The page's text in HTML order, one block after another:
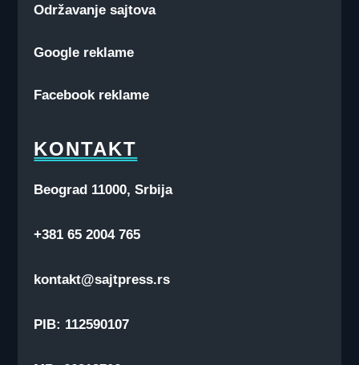
Održavanje sajtova
Google reklame
Facebook reklame
KONTAKT
Beograd 11000, Srbija
+381 65 2004 765
kontakt@sajtpress.rs
PIB: 112590107